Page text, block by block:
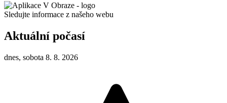
Sledujte informace z našeho webu
Aktuální počasí
dnes, sobota 8. 8. 2026